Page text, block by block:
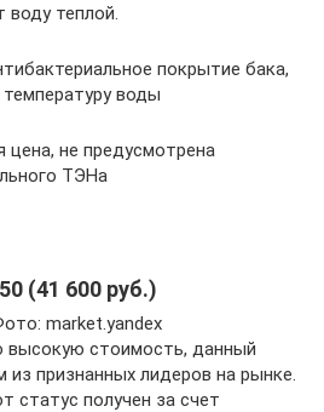
воду теплой.
покрытие бака,
воды
цена, не предусмотрена
ТЭНа
(41 600 руб.)
market.yandex
высокую стоимость, данный
из признанных лидеров на рынке.
статус получен за счет